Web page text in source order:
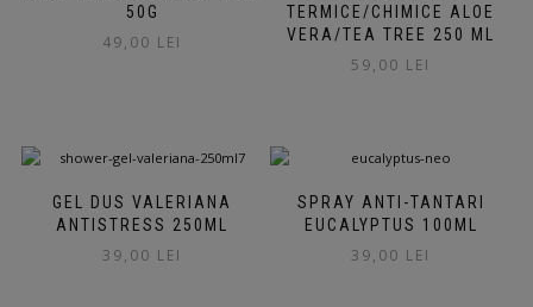
50G
49,00 LEI
TERMICE/CHIMICE ALOE
VERA/TEA TREE 250 ML
59,00 LEI
GEL DUS VALERIANA
ANTISTRESS 250ML
39,00 LEI
SPRAY ANTI-TANTARI
EUCALYPTUS 100ML
39,00 LEI